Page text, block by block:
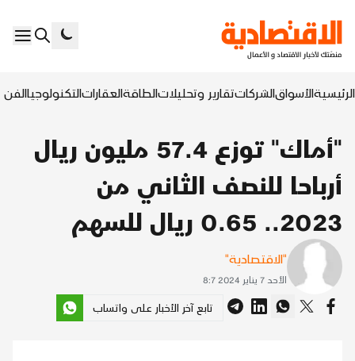
الرئيسيةالأسواقالشركاتتقارير وتحليلاتالطاقةالعقاراتالتكنولوجياالفن
"أماك" توزع 57.4 مليون ريال
أرباحا للنصف الثاني من
2023.. 0.65 ريال للسهم
"الاقتصادية"
الأحد 7 يناير 2024 8:7
تابع آخر الأخبار على واتساب